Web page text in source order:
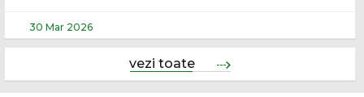
30 Mar 2026
vezi toate